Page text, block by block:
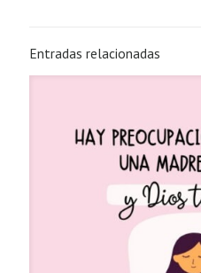
Entradas relacionadas